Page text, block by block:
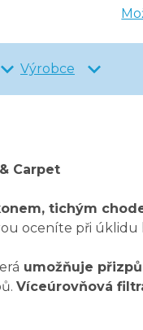
Výrobce
Carpet
tichým
oceníte při
umožňuje
Víceúrovňová